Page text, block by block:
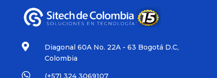

Diagonal 60A No. 22A - 63 Bogotá D.C,
 (+57)324 3069107
 servicioalcliente@sitechcolombia.com